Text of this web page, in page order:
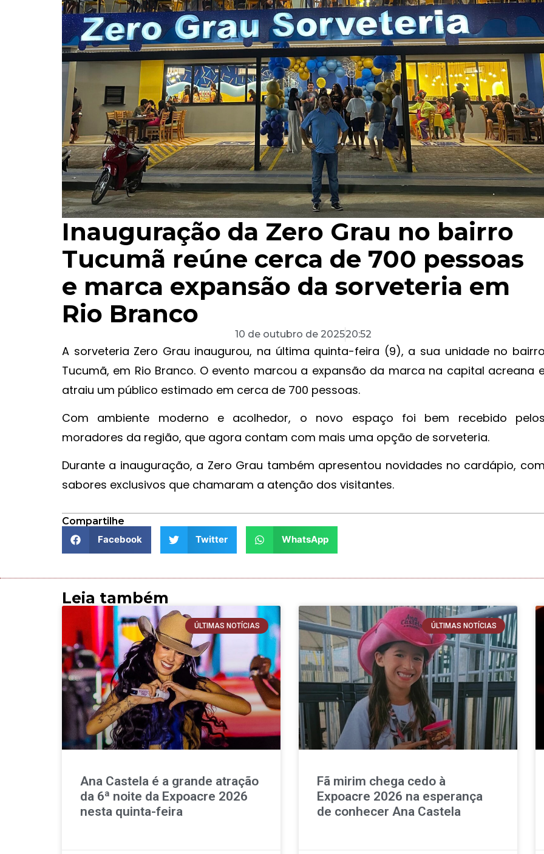
Inauguração da Zero Grau no bairro
Tucumã reúne cerca de 700 pessoas
e marca expansão da sorveteria em
Rio Branco
10 de outubro de 202520:52
A sorveteria Zero Grau inaugurou, na última quinta-feira (9), a sua unidade no bairro
Tucumã, em Rio Branco. O evento marcou a expansão da marca na capital acreana
atraiu um público estimado em cerca de 700 pessoas.
Com ambiente moderno e acolhedor, o novo espaço foi bem recebido pelos
moradores da região, que agora contam com mais uma opção de sorveteria.
Durante a inauguração, a Zero Grau também apresentou novidades no cardápio, com
sabores exclusivos que chamaram a atenção dos visitantes.
Compartilhe
Facebook
Twitter WhatsApp
Leia também
ÚLTIMAS NOTÍCIAS
Ana Castela é a grande atração
da 6ª noite da Expoacre 2026
nesta quinta-feira
ÚLTIMAS NOTÍCIAS
Fã mirim chega cedo à
Expoacre 2026 na esperança
de conhecer Ana Castela